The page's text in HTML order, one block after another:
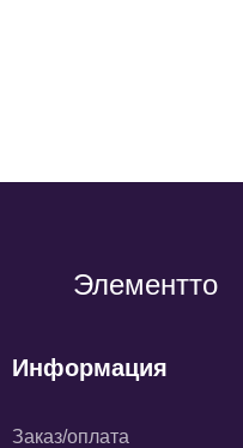
Элементто
Информация
Заказ/оплата